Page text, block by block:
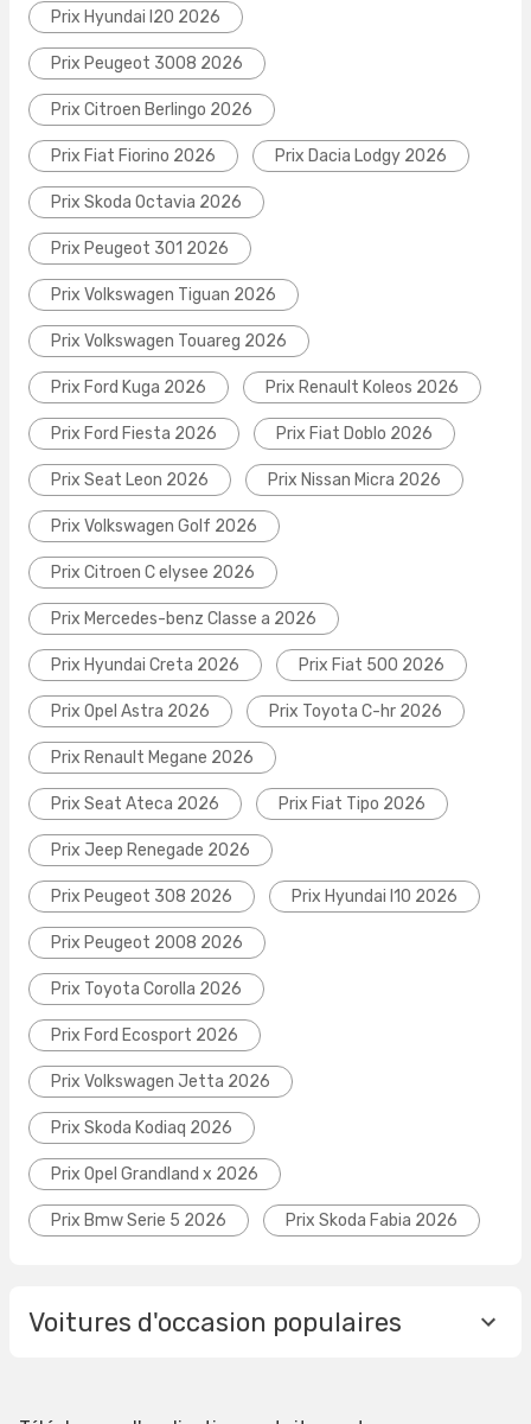
Prix Hyundai I20 2026
Prix Peugeot 3008 2026
Prix Citroen Berlingo 2026
Prix Fiat Fiorino 2026 Prix Dacia Lodgy 2026
Prix Skoda Octavia 2026
Prix Peugeot 301 2026
Prix Volkswagen Tiguan 2026
Prix Volkswagen Touareg 2026
Prix Ford Kuga 2026 Prix Renault Koleos 2026
Prix Ford Fiesta 2026 Prix Fiat Doblo 2026
Prix Seat Leon 2026 Prix Nissan Micra 2026
Prix Volkswagen Golf 2026
Prix Citroen C elysee 2026
Prix Mercedes-benz Classe a 2026
Prix Hyundai Creta 2026 Prix Fiat 500 2026
Prix Opel Astra 2026 Prix Toyota C-hr 2026
Prix Renault Megane 2026
Prix Seat Ateca 2026 Prix Fiat Tipo 2026
Prix Jeep Renegade 2026
Prix Peugeot 308 2026 Prix Hyundai I10 2026
Prix Peugeot 2008 2026
Prix Toyota Corolla 2026
Prix Ford Ecosport 2026
Prix Volkswagen Jetta 2026
Prix Skoda Kodiaq 2026
Prix Opel Grandland x 2026
Prix Bmw Serie 5 2026 Prix Skoda Fabia 2026
Voitures d'occasion populaires